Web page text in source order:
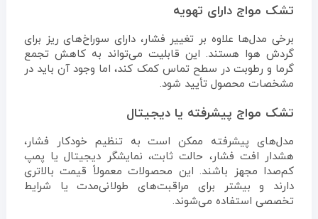
تشک مواج دارای تهویه
برخی مدل‌ها علاوه بر تغییر فشار، دارای سوراخ‌های ریز برای
گردش هوا هستند. این قابلیت می‌تواند به کاهش تجمع
گرما و رطوبت در سطح تماس کمک کند، اما وجود آن باید در
مشخصات محصول تأیید شود.
تشک مواج پیشرفته یا دیجیتال
مدل‌های پیشرفته ممکن است به تنظیم خودکار فشار،
هشدار افت فشار، حالت ثابت، نمایشگر دیجیتال یا پمپ
کم‌صدا مجهز باشند. این محصولات معمولاً قیمت بالاتری
دارند و بیشتر برای مراقبت‌های طولانی‌مدت یا شرایط
تخصصی استفاده می‌شوند.